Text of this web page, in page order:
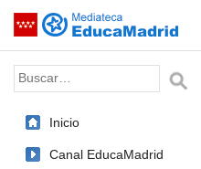
Saltar navegación
Palabra o frase:
Inicio
Canal EducaMadrid